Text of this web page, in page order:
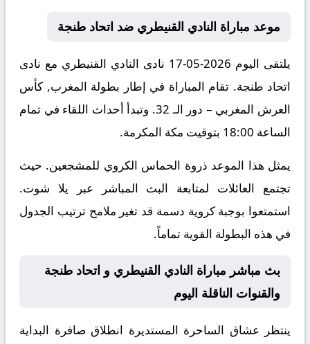
موعد مباراة النادي القنيطري ضد اتحاد طنجة
يلتقى اليوم 2026-05-17 نادى النادي القنيطري مع نادى
اتحاد طنجة. تقام المباراة في إطار بطولة المغرب, كأس
العرش المغربي – دور الـ 32. وتبدأ أحداث اللقاء في تمام
الساعة 18:00 بتوقيت مكة المكرمة.
يمثل هذا الموعد ذروة الحماس الكروي للمشجعين. حيث
تجتمع العائلات لمتابعة البث المباشر عبر يلا شوت.
استمتعوا بوجبة كروية دسمة قد تغير ملامح ترتيب الجدول
في هذه البطولة القوية تماماً.
بث مباشر مباراة النادي القنيطري و اتحاد طنجة
والقنوات الناقلة اليوم
ينتظر عشاق الساحرة المستديرة انطلاق صافرة البداية